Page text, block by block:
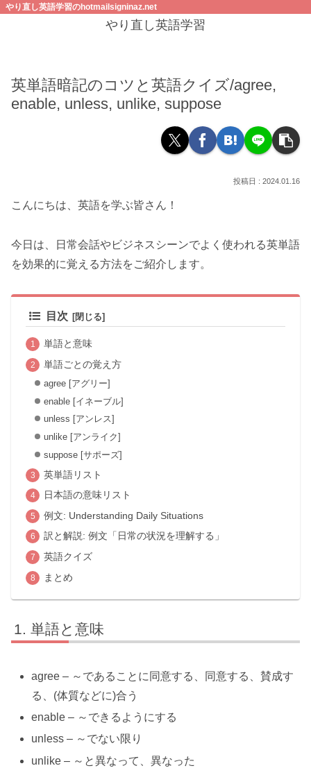
やり直し英語学習のhotmailsigninaz.net
やり直し英語学習
英単語暗記のコツと英語クイズ/agree,
enable, unless, unlike, suppose
2024.01.16
こんにちは、英語を学ぶ皆さん！
今日は、日常会話やビジネスシーンでよく使われる英単語
を効果的に覚える方法をご紹介します。
目次
単語と意味
単語ごとの覚え方
agree [アグリー]
enable [イネーブル]
unless [アンレス]
unlike [アンライク]
suppose [サポーズ]
英単語リスト
日本語の意味リスト
例文: Understanding Daily Situations
訳と解説: 例文「日常の状況を理解する」
英語クイズ
まとめ
単語と意味
agree – ～であることに同意する、同意する、賛成す
る、(体質などに)合う
enable – ～できるようにする
unless – ～でない限り
unlike – ～と異なって、異なった